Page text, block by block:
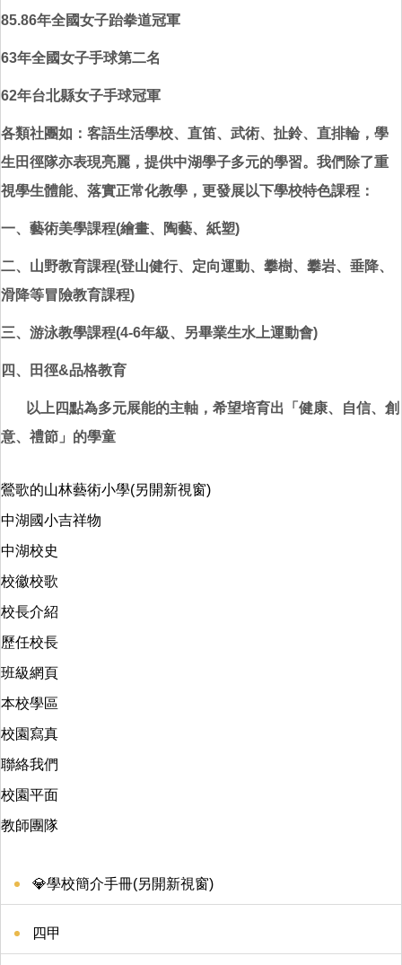
85.86年全國女子跆拳道冠軍
63年全國女子手球第二名
62年台北縣女子手球冠軍
各類社團如：客語生活學校、 直笛、武術、扯鈴、直排輪，學
生田徑隊亦表現亮麗，提供中湖學子多元的學習。我們除了重
視學生體能、落實正常化教學，更發展以下學校特色課程：
一、藝術美學課程(繪畫、陶藝、 紙塑)
二、山野教育課程(登山健行、 定向運動、 攀樹、攀岩、 垂降、
滑降等冒險教育課程)
三、游泳教學課程(4-6年級、另畢業生水上運動會)
四、田徑&品格教育
以上四點為多元展能的主軸，希望培育出「健康、自信、創
意、禮節」的學童
鶯歌的山林藝術小學(另開新視窗)
中湖國小吉祥物
中湖校史
校徽校歌
校長介紹
歷任校長
班級網頁
本校學區
校園寫真
聯絡我們
校園平面
教師團隊
💎學校簡介手冊(另開新視窗)
四甲